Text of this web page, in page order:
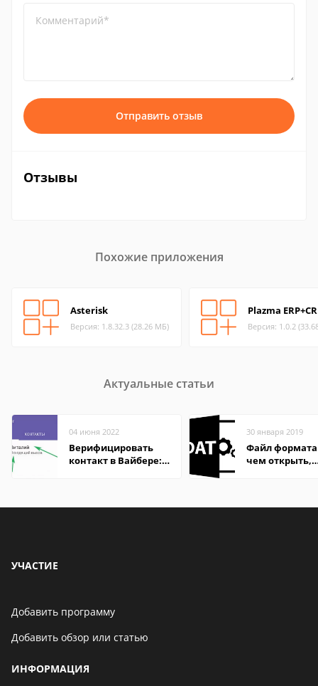
Комментарий*
Отправить отзыв
Отзывы
Похожие приложения
Asterisk
Версия: 1.8.32.3 (28.26 МБ)
Plazma
Версия: 1.0.2
Актуальные статьи
04 июня 2022
Верифицировать
контакт в Вайбере:
30 января 2019
Файл формата
чем открыть,
УЧАСТИЕ
Добавить программу
Добавить обзор или статью
ИНФОРМАЦИЯ